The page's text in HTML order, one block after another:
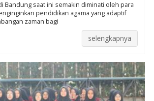
Bandung saat ini semakin diminati oleh para
pendidikan agama yang adaptif
zaman bagi
selengkapnya